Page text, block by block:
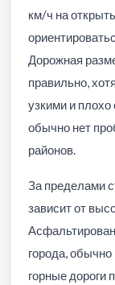
км/ч на
Дорожная
правильно,
узкими и
обычно нет
районов.
За пределами
зависит от
города,
горные дороги